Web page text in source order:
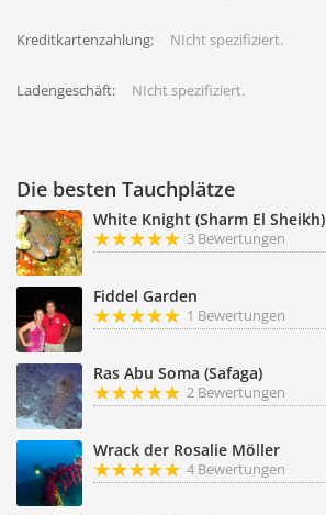
Kreditkartenzahlung: NIcht spezifiziert.
Ladengeschäft: NIcht spezifiziert.
Die besten Tauchplätze
White Knight (Sharm El Sheikh)
3 Bewertungen
Fiddel Garden
1 Bewertungen
Ras Abu Soma (Safaga)
2 Bewertungen
Wrack der Rosalie Möller
4 Bewertungen